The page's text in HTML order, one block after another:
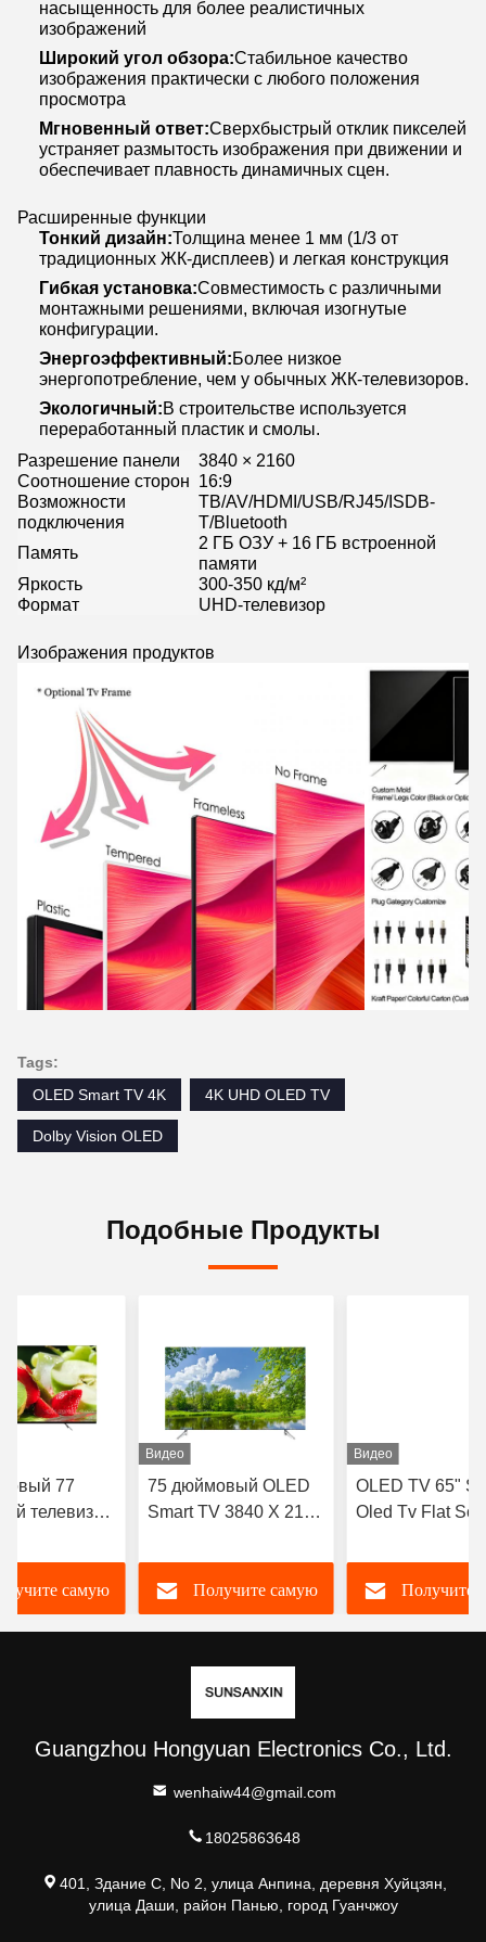
насыщенность для более реалистичных
изображений
Широкий угол обзора:Стабильное качество
изображения практически с любого положения
просмотра
Мгновенный ответ:Сверхбыстрый отклик пикселей
устраняет размытость изображения при движении и
обеспечивает плавность динамичных сцен.
Расширенные функции
Тонкий дизайн:Толщина менее 1 мм (1/3 от
традиционных ЖК-дисплеев) и легкая конструкция
Гибкая установка:Совместимость с различными
монтажными решениями, включая изогнутые
конфигурации.
Энергоэффективный:Более низкое
энергопотребление, чем у обычных ЖК-телевизоров.
Экологичный:В строительстве используется
переработанный пластик и смолы.
Разрешение панели
3840 × 2160
Соотношение сторон 16:9
Возможности
подключения
ТВ/AV/HDMI/USB/RJ45/ISDB-
T/Bluetooth
Память
2 ГБ ОЗУ + 16 ГБ встроенной
памяти
Яркость
300-350 кд/м²
Формат
UHD-телевизор
Изображения продуктов
Tags:
OLED Smart TV 4K
4K UHD OLED TV
Dolby Vision OLED
Подобные Продукты
77
телевизор
ТВ 43-
55-
самую
Видео
75 дюймовый OLED
Smart TV 3840 X 2160
Получите самую
Видео
OLED TV 65"
Oled Tv Flat
Tv Телевизор с
плоскимПолучите
Guangzhou Hongyuan Electronics Co., Ltd.
wenhaiw44@gmail.com
18025863648
401, Здание C, No 2, улица Анпина, деревня Хуйцзян,
улица Даши, район Панью, город Гуанчжоу